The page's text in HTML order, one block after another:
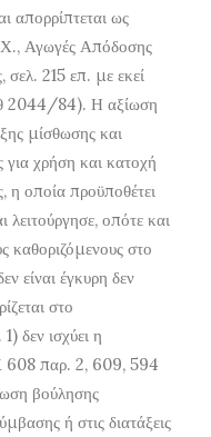
απορρίπτεται ως
Αγωγές Απόδοσης
215 επ. με εκεί
2044/84). Η αξίωση
μίσθωσης και
χρήση και κατοχή
η οποία προϋποθέτει
λειτούργησε, οπότε και
καθοριζόμενους στο
είναι έγκυρη δεν
στο
δεν ισχύει η
608 παρ. 2, 609, 594
βούλησης
ή στις διατάξεις